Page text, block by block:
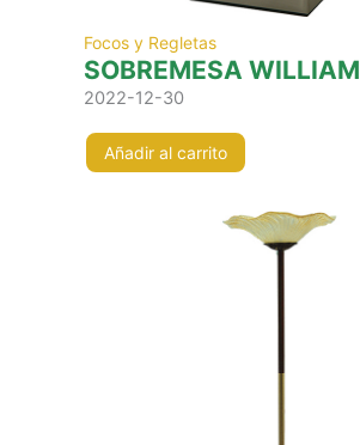
Focos y Regletas
SOBREMESA WILLIAM
2022-12-30
Añadir al carrito